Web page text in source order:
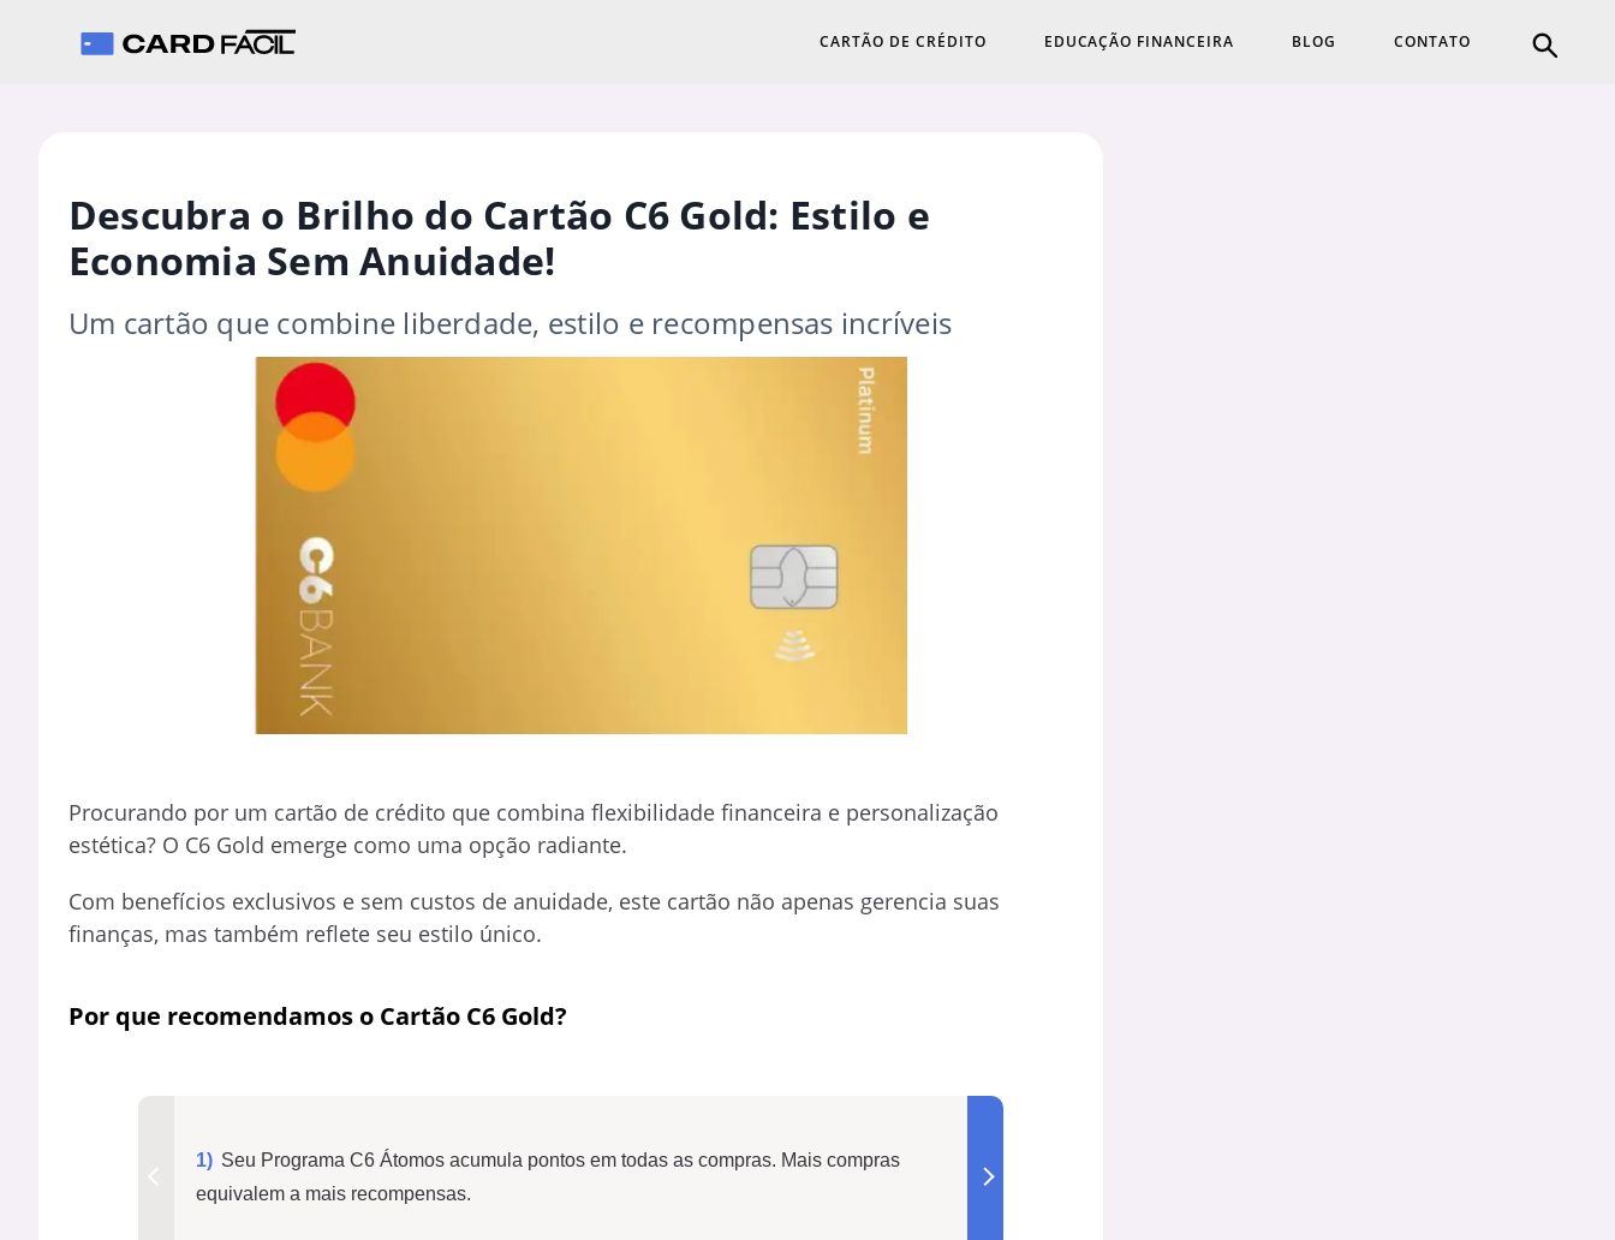
CARTÃO DE CRÉDITO EDUCAÇÃO FINANCEIRA BLOG CONTATO
Descubra o Brilho do Cartão C6 Gold: Estilo e
Economia Sem Anuidade!
Um cartão que combine liberdade, estilo e recompensas incríveis
Procurando por um cartão de crédito que combina flexibilidade financeira e personalização
estética? O C6 Gold emerge como uma opção radiante.
Com benefícios exclusivos e sem custos de anuidade, este cartão não apenas gerencia suas
finanças, mas também reflete seu estilo único.
Por que recomendamos o Cartão C6 Gold?
Seu Programa C6 Átomos acumula pontos em todas as compras. Mais compras
equivalem a mais recompensas.